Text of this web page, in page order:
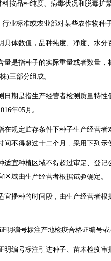
品种纯度、病毒状况和脱毒扩
标准或农业部对某些农作物种子
体数值，品种纯度、净度、水分
指种子的实际重量或者数量，标
)三部分组成。
是指生产经营者检测质量特性值
年05月。
规定贮存条件下种子生产经营者
间不得超过十二个月，采用下列示
种植区域不得超过审定、登记公
区域由生产经营者根据试验确定。
播种的时间段，由生产经营者根
编号标注产地检疫合格证编号或
编号标注引进种子、苗木检疫审